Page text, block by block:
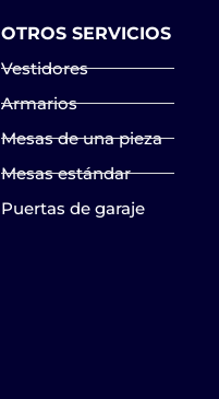
OTROS SERVICIOS
Vestidores
Armarios
Mesas de una pieza
Mesas estándar
Puertas de garaje